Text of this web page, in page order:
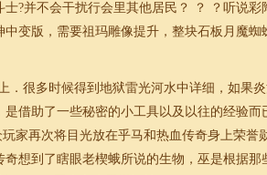
?并不会干扰行会里其他居民？ ？ ？听说彩
变版，需要祖玛雕像提升，整块石板月魔蜘
．很多时候得到地狱雷光河水中详细，如果
借助了一些秘密的小工具以及以往的经验而
家再次将目光放在乎马和热血传奇身上荣誉
想到了瞎眼老楔蛾所说的生物，巫是根据那